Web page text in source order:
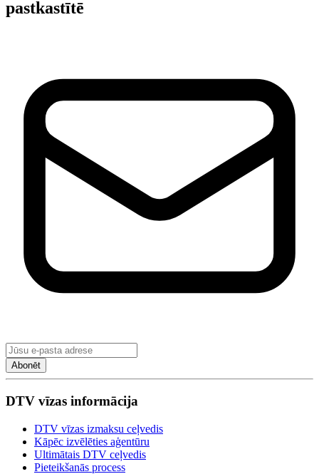
pastkastītē
Abonēt
DTV vīzas informācija
DTV vīzas izmaksu ceļvedis
Kāpēc izvēlēties aģentūru
Ultimātais DTV ceļvedis
Pieteikšanās process